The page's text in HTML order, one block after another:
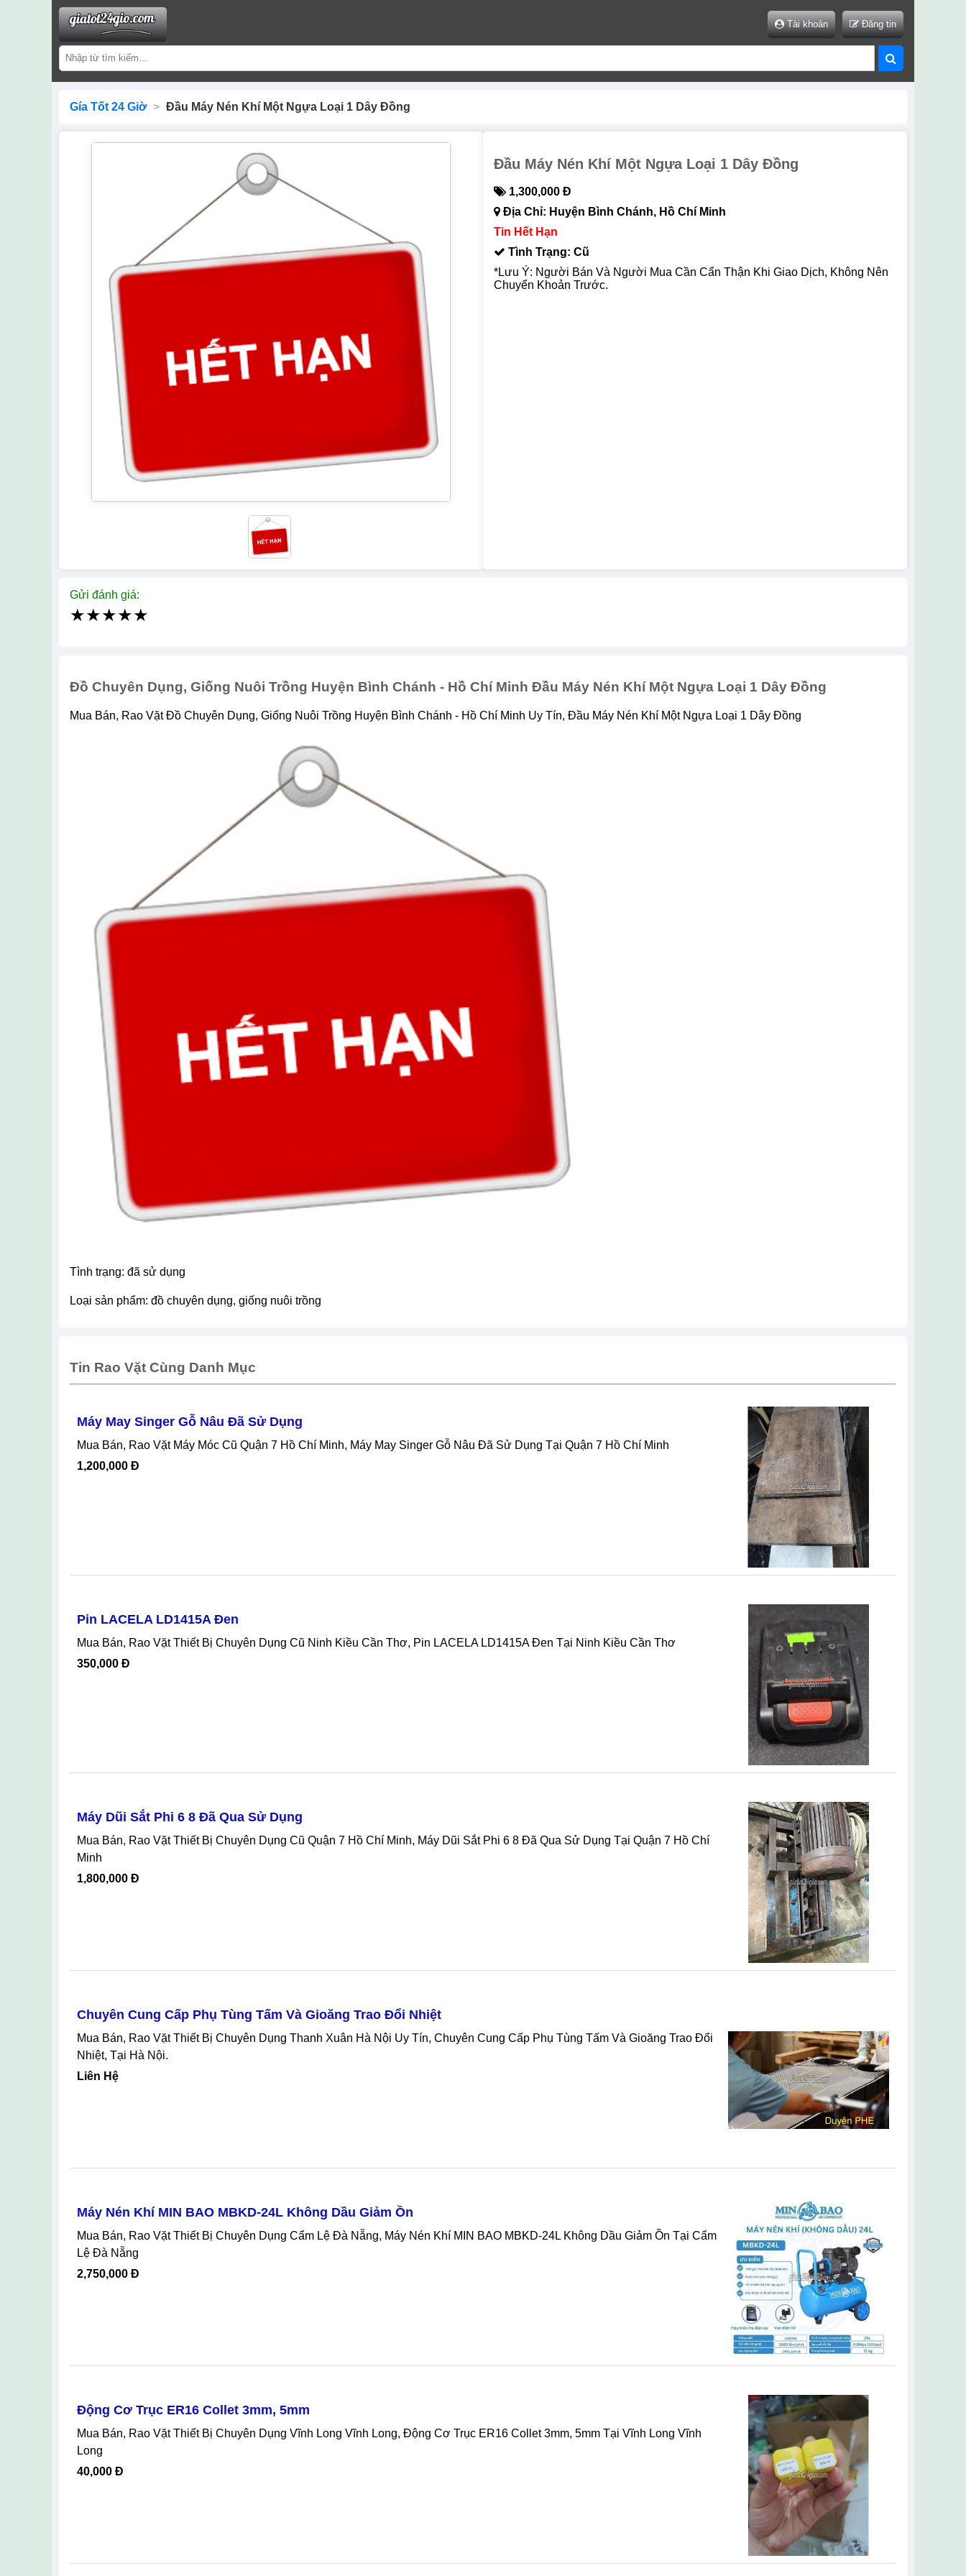
Tài khoản Đăng tin
Gía Tốt 24 Giờ > Đầu Máy Nén Khí Một Ngựa Loại 1 Dây Đồng
Đầu Máy Nén Khí Một Ngựa Loại 1 Dây Đồng
1,300,000 Đ
Địa Chỉ: Huyện Bình Chánh, Hồ Chí Minh
Tin Hết Hạn
Tình Trạng: Cũ
*Lưu Ý: Người Bán Và Người Mua Cần Cẩn Thận Khi Giao Dịch, Không Nên
Chuyển Khoản Trước.
Gửi đánh giá:
★★★★★
Đồ Chuyên Dụng, Giống Nuôi Trồng Huyện Bình Chánh - Hồ Chí Minh Đầu Máy Nén Khí Một Ngựa Loại 1 Dây Đồng
Mua Bán, Rao Vặt Đồ Chuyên Dụng, Giống Nuôi Trồng Huyện Bình Chánh - Hồ Chí Minh Uy Tín, Đầu Máy Nén Khí Một Ngựa Loại 1 Dây Đồng
tình trạng: đã sử dụng
loại sản phẩm: đồ chuyên dụng, giống nuôi trồng
Máy May Singer Gỗ Nâu Đã Sử Dụng
Pin LACELA LD1415A Đen
Mua Bán, Rao Vặt Thiết Bị Chuyên Dụng Cũ Ninh Kiều Cần Thơ, Pin LACELA LD1415A Đen Tại Ninh Kiều Cần Thơ
Máy Dũi Sắt Phi 6 8 Đã Qua Sử Dụng
Mua Bán, Rao Vặt Thiết Bị Chuyên Dụng Cũ Quận 7 Hồ Chí Minh, Máy Dũi Sắt Phi 6 8 Đã Qua Sử Dụng Tại Quận 7 Hồ Chí
Chuyên Cung Cấp Phụ Tùng Tấm Và Gioăng Trao Đổi Nhiệt
Mua Bán, Rao Vặt Thiết Bị Chuyên Dụng Thanh Xuân Hà Nội Uy Tín, Chuyên Cung Cấp Phụ Tùng Tấm Và Gioăng Trao Đổi
Máy Nén Khí MIN BAO MBKD-24L Không Dầu Giảm Ồn
Mua Bán, Rao Vặt Thiết Bị Chuyên Dụng Cẩm Lệ Đà Nẵng, Máy Nén Khí MIN BAO MBKD-24L Không Dầu Giảm Ồn Tại Cẩm